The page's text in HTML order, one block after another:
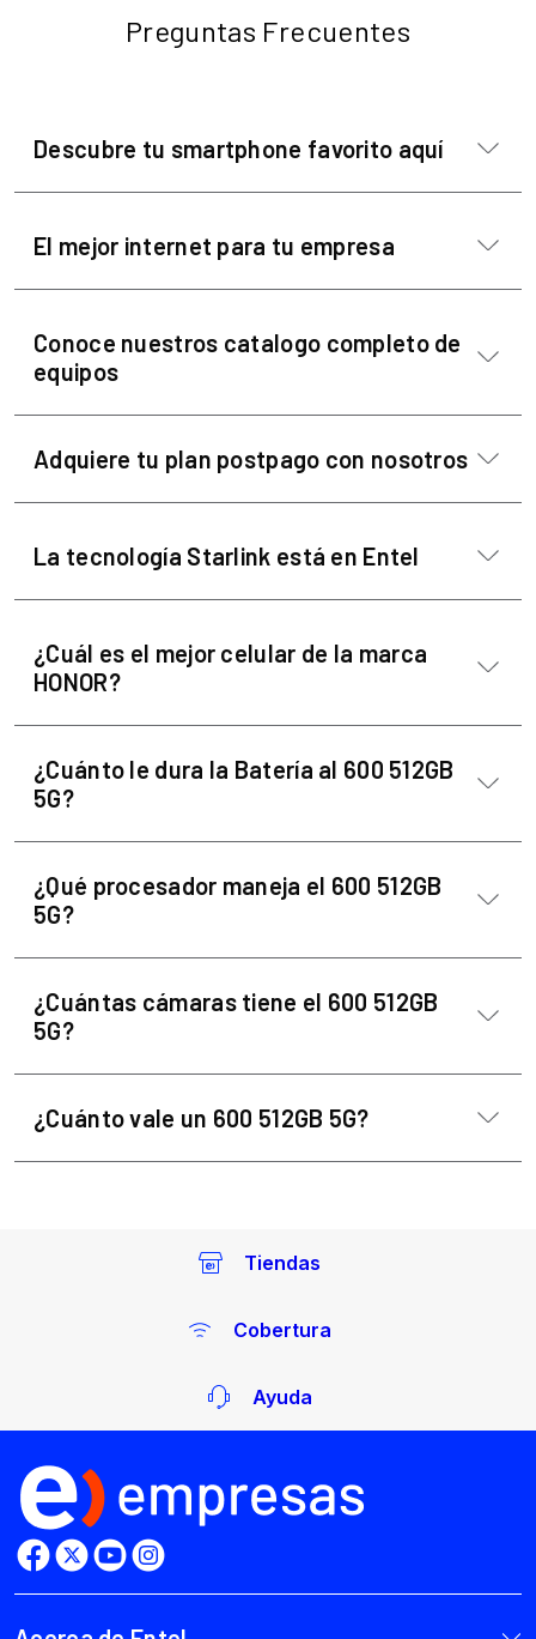
Preguntas Frecuentes
Descubre tu smartphone favorito aquí
El mejor internet para tu empresa
Conoce nuestros catalogo completo de
equipos
Adquiere tu plan postpago con nosotros
La tecnología Starlink está en Entel
¿Cuál es el mejor celular de la marca
HONOR?
¿Cuánto le dura la Batería al 600 512GB
5G?
¿Qué procesador maneja el 600 512GB
5G?
¿Cuántas cámaras tiene el 600 512GB
5G?
¿Cuánto vale un 600 512GB 5G?
Tiendas
Cobertura
Ayuda